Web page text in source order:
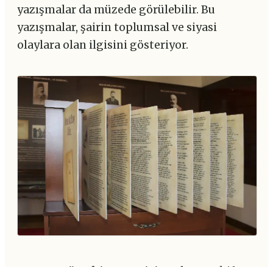
yazışmalar da müzede görülebilir. Bu
yazışmalar, şairin toplumsal ve siyasi
olaylara olan ilgisini gösteriyor.